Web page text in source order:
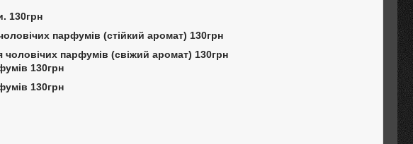
130грн
парфумів (стійкий аромат) 130грн
парфумів (свіжий аромат) 130грн
130грн
130грн